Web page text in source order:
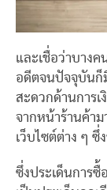
และเชื่อว่าบางค
อดีตจนปัจจุบันก็
สะดวกด้านการ
จากหน้าร้านค้าม
เว็บไซต์ต่าง ๆ ซึ่
ซึ่งประเด็นการ